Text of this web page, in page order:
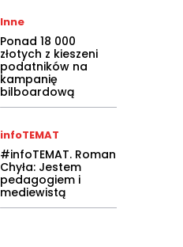
Inne
Ponad 18 000
złotych z kieszeni
podatników na
kampanię
bilboardową
infoTEMAT
#infoTEMAT. Roman
Chyła: Jestem
pedagogiem i
mediewistą